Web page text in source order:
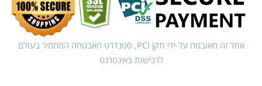
אתר זה מאובטח על-ידי תקן PCI, סטנדרט האבטחה המחמיר בעולם
לרכישות באינטרנט